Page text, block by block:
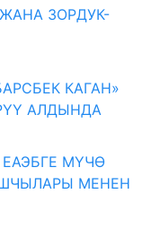
ЗОРДУК-
КАГАН»
АЛДЫНДА
МҮЧӨ
МЕНЕН